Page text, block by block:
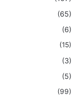
(65)
(6)
(15)
(3)
(5)
(99)